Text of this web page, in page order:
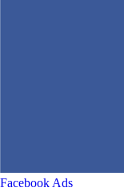
Facebook Ads